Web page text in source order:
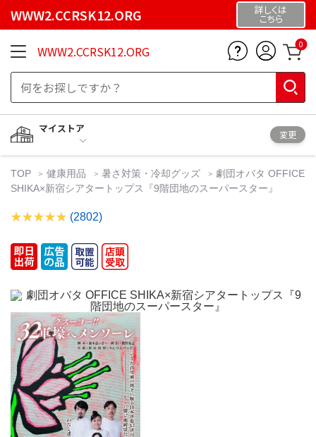
WWW2.CCRSK12.ORG 詳しくは
こちら
WWW2.CCRSK12.ORG 0
マイストア
変更
TOP 健康用品 暑さ対策・冷却グッズ
劇団オバタ OFFICE
SHIKA×新宿シアタートップス『9階団地のスーパースター』
(2802)